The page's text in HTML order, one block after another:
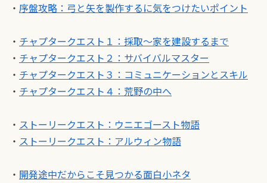
・ 序盤攻略：弓と矢を製作するに気をつけたいポイント
・ チャプタークエスト１：採取～家を建設するまで
・ チャプタークエスト２：サバイバルマスター
・ チャプタークエスト３：コミュニケーションとスキル
・ チャプタークエスト４：荒野の中へ
・ ストーリークエスト：ウニエゴースト物語
・ ストーリークエスト：アルウィン物語
・ 開発途中だからこそ見つかる面白小ネタ